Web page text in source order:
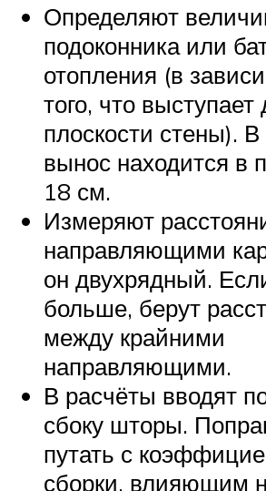
Определяют
подоконника или
отопления (в
того, что
плоскости стены).
вынос находится в
18 см.
Измеряют
направляющими
он двухрядный.
больше, берут
между крайними
направляющими.
В расчёты вводят
сбоку шторы.
путать с
сборки, влияющим